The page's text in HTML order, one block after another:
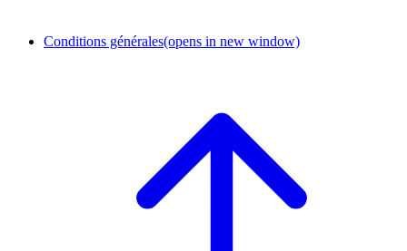
Conditions générales(opens in new window)